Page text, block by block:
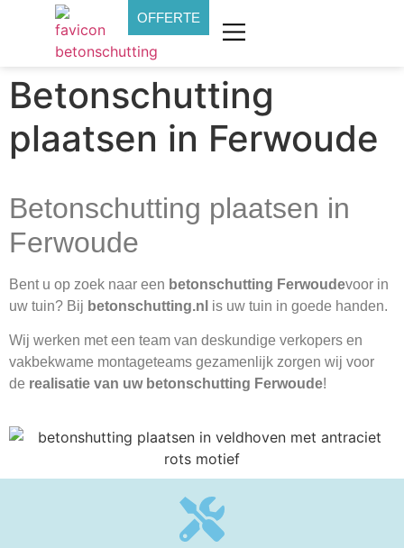
OFFERTE
Betonschutting
plaatsen in Ferwoude
Betonschutting plaatsen in
Ferwoude
Bent u op zoek naar een betonschutting Ferwoudevoor in
uw tuin? Bij betonschutting.nl is uw tuin in goede handen.
Wij werken met een team van deskundige verkopers en
vakbekwame montageteams gezamenlijk zorgen wij voor
de realisatie van uw betonschutting Ferwoude!